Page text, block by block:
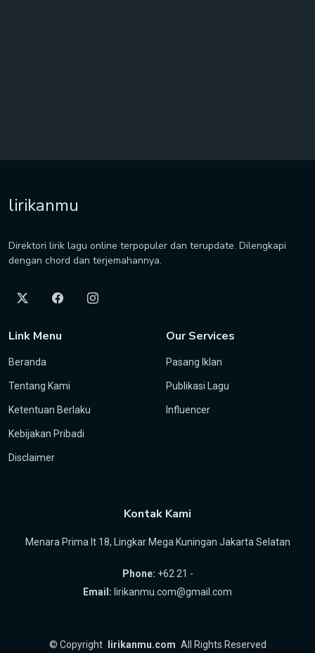
lirikanmu
Direktori lirik lagu online terpopuler dan terupdate. Dilengkapi
dengan chord dan terjemahannya.
Link Menu
Beranda
Tentang Kami
Ketentuan Berlaku
Kebijakan Pribadi
Disclaimer
Our Services
Pasang Iklan
Publikasi Lagu
Influencer
Kontak Kami
Menara Prima lt 18, Lingkar Mega Kuningan Jakarta Selatan
Phone: +62 21 -
Email: lirikanmu.com@gmail.com
© Copyright lirikanmu.com All Rights Reserved